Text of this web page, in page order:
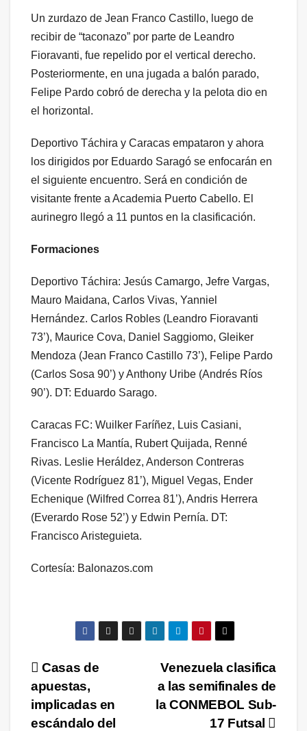
Un zurdazo de Jean Franco Castillo, luego de
recibir de “taconazo” por parte de Leandro
Fioravanti, fue repelido por el vertical derecho.
Posteriormente, en una jugada a balón parado,
Felipe Pardo cobró de derecha y la pelota dio en
el horizontal.
Deportivo Táchira y Caracas empataron y ahora
los dirigidos por Eduardo Saragó se enfocarán en
el siguiente encuentro. Será en condición de
visitante frente a Academia Puerto Cabello. El
aurinegro llegó a 11 puntos en la clasificación.
Formaciones
Deportivo Táchira: Jesús Camargo, Jefre Vargas,
Mauro Maidana, Carlos Vivas, Yanniel
Hernández. Carlos Robles (Leandro Fioravanti
73’), Maurice Cova, Daniel Saggiomo, Gleiker
Mendoza (Jean Franco Castillo 73’), Felipe Pardo
(Carlos Sosa 90’) y Anthony Uribe (Andrés Ríos
90’). DT: Eduardo Sarago.
Caracas FC: Wuilker Faríñez, Luis Casiani,
Francisco La Mantía, Rubert Quijada, Renné
Rivas. Leslie Heráldez, Anderson Contreras
(Vicente Rodríguez 81’), Miguel Vegas, Ender
Echenique (Wilfred Correa 81’), Andris Herrera
(Everardo Rose 52’) y Edwin Pernía. DT:
Francisco Aristeguieta.
Cortesía: Balonazos.com
Navegación
de
Venezuela clasifica
a las semifinales de
la CONMEBOL Sub-
17 Futsal
Casas de
apuestas,
implicadas en
escándalo del